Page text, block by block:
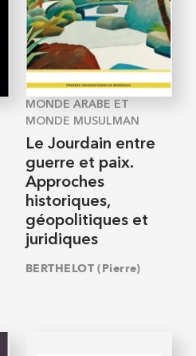
MONDE ARABE ET
MONDE MUSULMAN
Le Jourdain entre
guerre et paix.
Approches
historiques,
géopolitiques et
juridiques
BERTHELOT (Pierre)